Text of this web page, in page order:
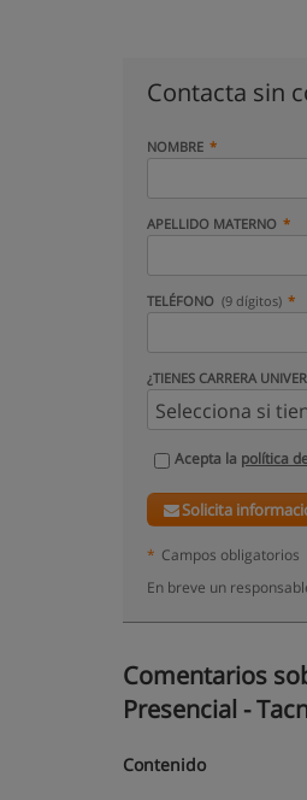
Contacta sin
NOMBRE
APELLIDO MATERNO
TELÉFONO (9 dígitos)
¿TIENES CARRERA
Acepta la política
Solicita
* Campos obligatorios
En breve un
Comentarios
Presencial -
Contenido